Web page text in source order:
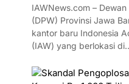
IAWNews.com –
(DPW) Provinsi Jawa
kantor baru Indonesia
(IAW) yang berlokasi